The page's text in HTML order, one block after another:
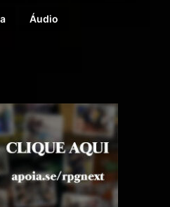
– Livros e Sistemas Nacionais
umas ideias sobre os
Áudio